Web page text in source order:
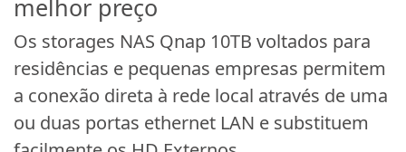
melhor preço
Os storages NAS Qnap 10TB voltados para
residências e pequenas empresas permitem
a conexão direta à rede local através de uma
ou duas portas ethernet LAN e substituem